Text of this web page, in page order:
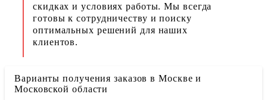
скидках и условиях работы. Мы всегда
готовы к сотрудничеству и поиску
оптимальных решений для наших
клиентов.
Варианты получения заказов в Москве и
Московской области